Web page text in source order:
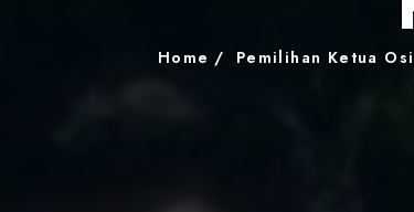
Home Pemilihan Ketua